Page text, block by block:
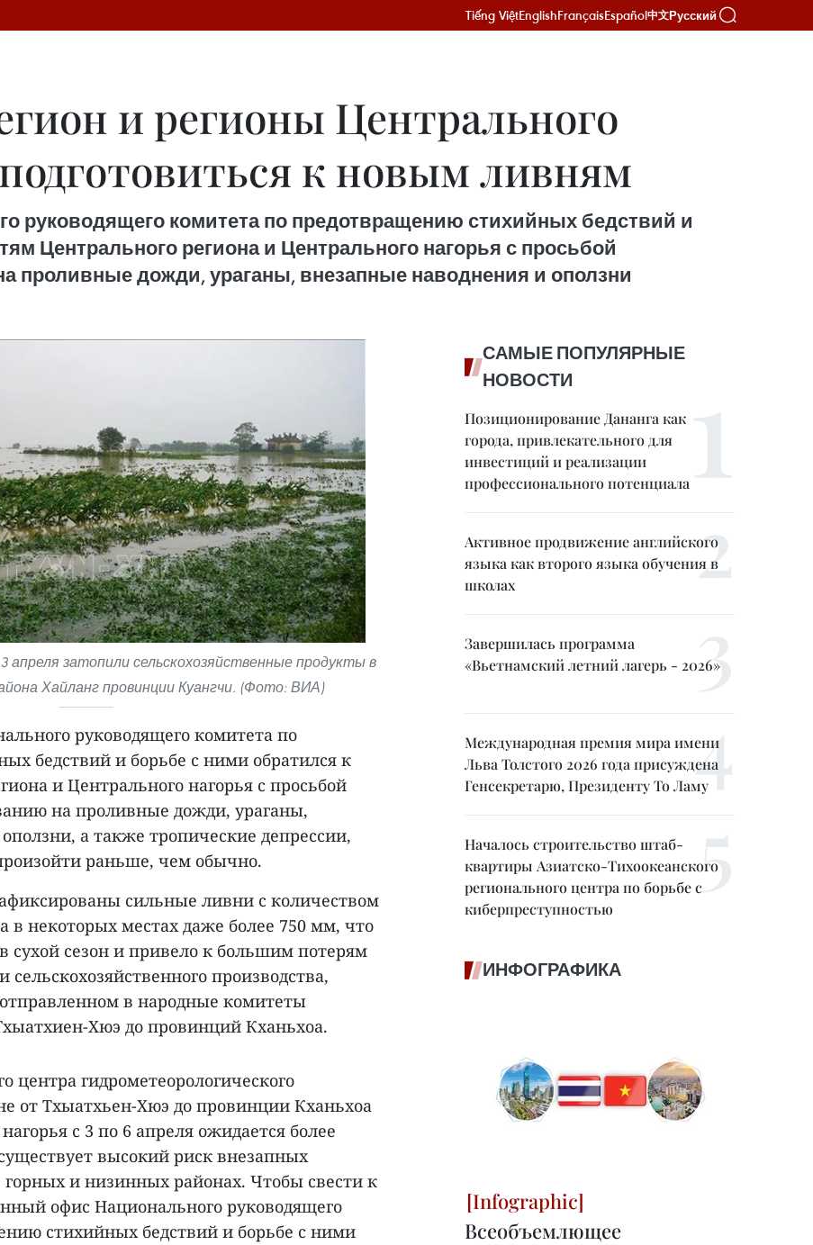
Tiếng ViệtEnglishFrançaisEspañol中文Русский
и регионы Центрального
к новым ливням
руководящего комитета по предотвращению стихийных бедствий и
Центрального региона и Центрального нагорья с просьбой
проливные дожди, ураганы, внезапные наводнения и оползни
апреля затопили сельскохозяйственные продукты в
Хайланг провинции Куангчи. (Фото: ВИА)
руководящего комитета по
бедствий и борьбе с ними обратился к
и Центрального нагорья с просьбой
на проливные дожди, ураганы,
а также тропические депрессии,
раньше, чем обычно.
сильные ливни с количеством
в некоторых местах даже более 750 мм, что
сухой сезон и привело к большим потерям
производства,
в народные комитеты
Хюэ до провинций Кханьхоа.
гидрометеорологического
от Тхыатхьен-Хюэ до провинции Кханьхоа
с 3 по 6 апреля ожидается более
высокий риск внезапных
и низинных районах. Чтобы свести к
офис Национального руководящего
стихийных бедствий и борьбе с ними
САМЫЕ ПОПУЛЯРНЫЕ
НОВОСТИ
Позиционирование Дананга как
города, привлекательного для
инвестиций и реализации
профессионального потенциала
Активное продвижение английского
языка как второго языка обучения в
школах
Завершилась программа
«Вьетнамский летний лагерь - 2026»
Международная премия мира имени
Льва Толстого 2026 года присуждена
Генсекретарю, Президенту То Ламу
Началось строительство штаб-
квартиры Азиатско-Тихоокеанского
регионального центра по борьбе с
киберпреступностью
ИНФОГРАФИКА
Всеобъемлющее